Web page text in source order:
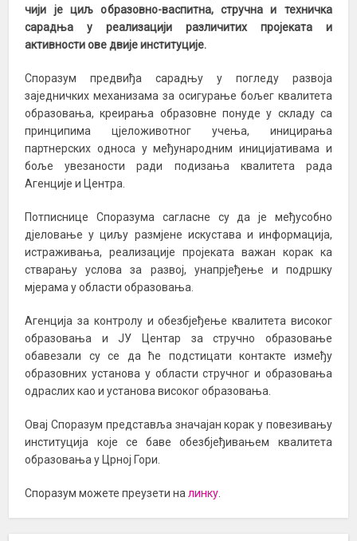
чији је циљ образовно-васпитна, стручна и техничка
сарадња у реализацији различитих пројеката и
активности ове двије институције.
Споразум предвиђа сарадњу у погледу развоја
заједничких механизама за осигурање бољег квалитета
образовања, креирања образовне понуде у складу са
принципима цјеложивотног учења, иницирања
партнерских односа у међународним иницијативама и
боље увезаности ради подизања квалитета рада
Агенције и Центра.
Потписнице Споразума сагласне су да је међусобно
дјеловање у циљу размјене искустава и информација,
истраживања, реализације пројеката важан корак ка
стварању услова за развој, унапрјеђење и подршку
мјерама у области образовања.
Агенција за контролу и обезбјеђење квалитета високог
образовања и ЈУ Центар за стручно образовање
обавезали су се да ће подстицати контакте између
образовних установа у области стручног и образовања
одраслих као и установа високог образовања.
Овај Споразум представља значајан корак у повезивању
институција које се баве обезбјеђивањем квалитета
образовања у Црној Гори.
Споразум можете преузети налинку.